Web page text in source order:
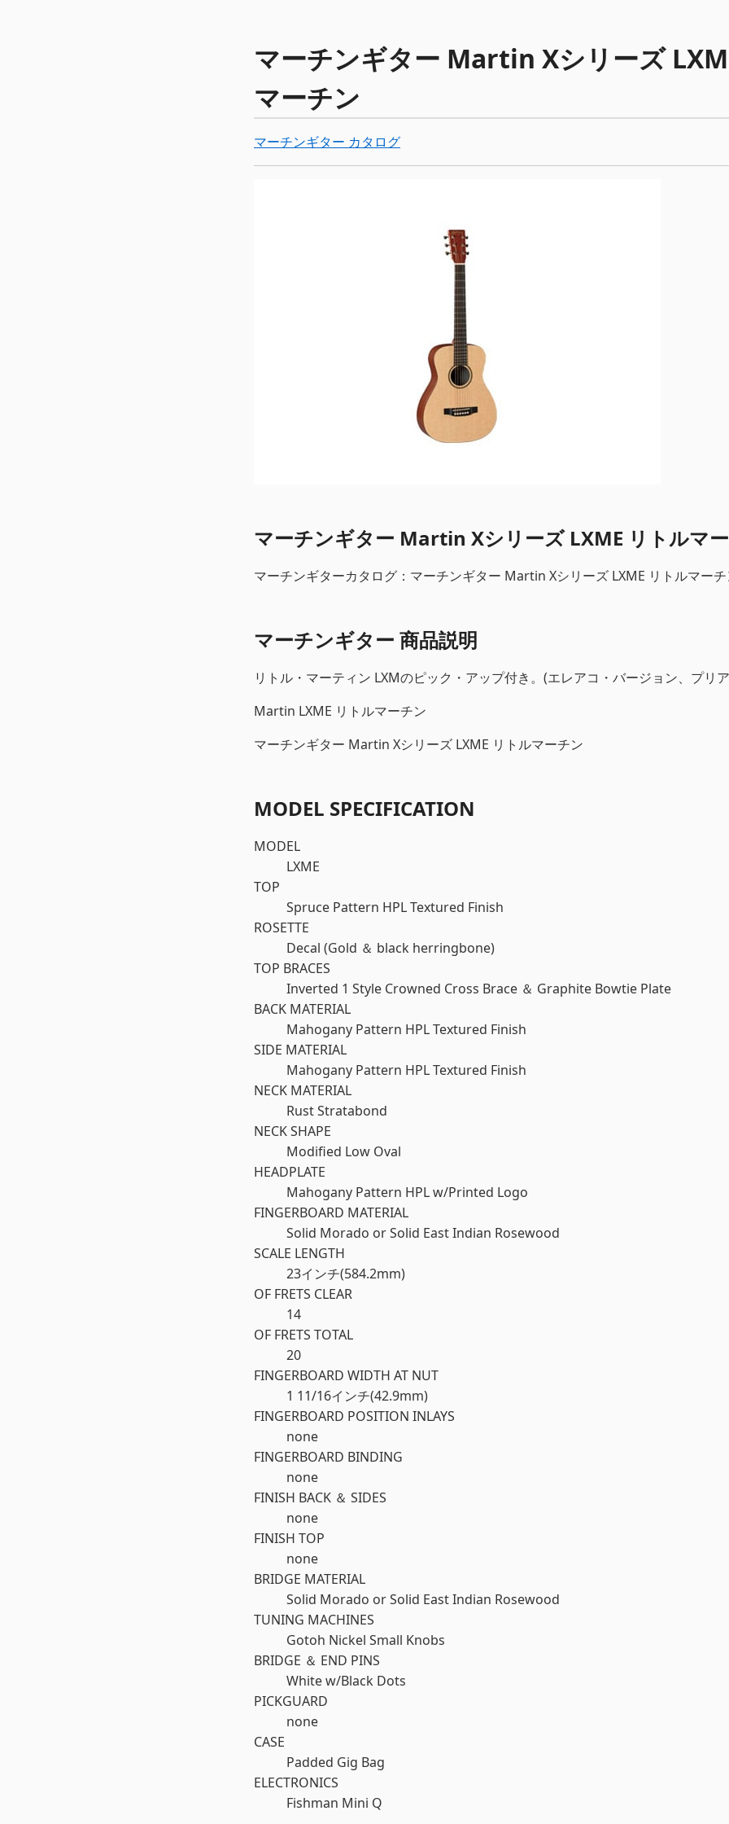
マーチンギター Martin Xシリーズ
マーチン
マーチンギター カタログ
マーチンギター Martin Xシリーズ LXME リトルマ
マーチンギターカタログ：マーチンギター Martin Xシリーズ LXME リトルマーチ
マーチンギター 商品説明
リトル・マーティン LXMのピック・アップ付き。(エレアコ・バージョン、プリ
Martin LXME リトルマーチン
マーチンギター Martin Xシリーズ LXME リトルマーチン
MODEL SPECIFICATION
MODEL
LXME
TOP
Spruce Pattern HPL Textured Finish
ROSETTE
Decal (Gold ＆ black herringbone)
TOP BRACES
Inverted 1 Style Crowned Cross Brace ＆ Graphite Bowtie Plate
BACK MATERIAL
Mahogany Pattern HPL Textured Finish
SIDE MATERIAL
Mahogany Pattern HPL Textured Finish
NECK MATERIAL
Rust Stratabond
NECK SHAPE
Modified Low Oval
HEADPLATE
Mahogany Pattern HPL w/Printed Logo
FINGERBOARD MATERIAL
Solid Morado or Solid East Indian Rosewood
SCALE LENGTH
23インチ(584.2mm)
OF FRETS CLEAR
14
OF FRETS TOTAL
20
FINGERBOARD WIDTH AT NUT
1 11/16インチ(42.9mm)
FINGERBOARD POSITION INLAYS
none
FINGERBOARD BINDING
none
FINISH BACK ＆ SIDES
none
FINISH TOP
none
BRIDGE MATERIAL
Solid Morado or Solid East Indian Rosewood
TUNING MACHINES
Gotoh Nickel Small Knobs
BRIDGE ＆ END PINS
White w/Black Dots
PICKGUARD
none
CASE
Padded Gig Bag
ELECTRONICS
Fishman Mini Q